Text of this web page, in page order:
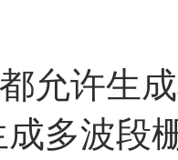
允许生
多波段